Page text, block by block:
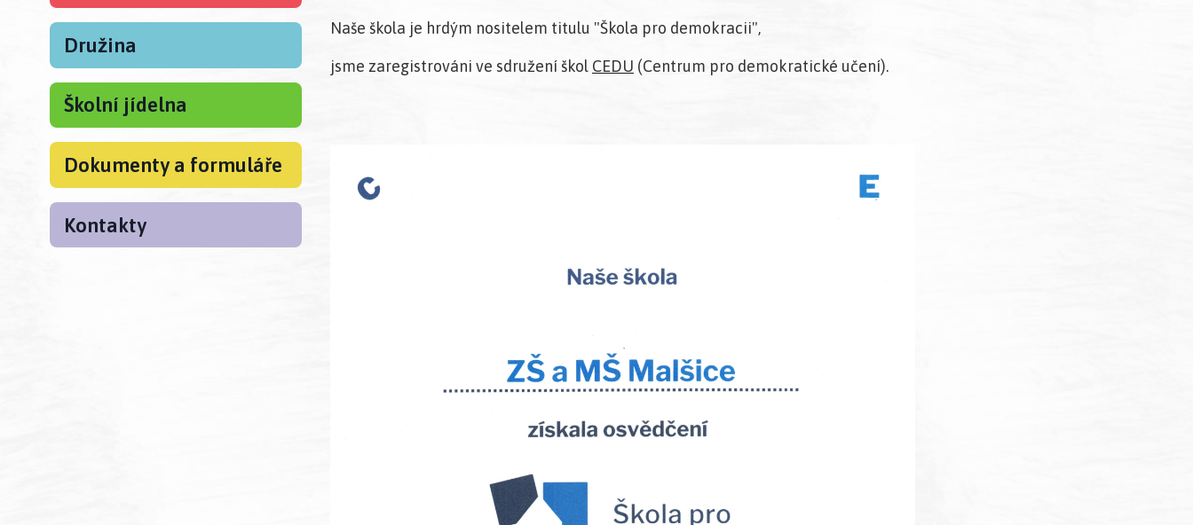
Družina
Školní jídelna
Dokumenty a formuláře
Kontakty
Naše škola je hrdým nositelem titulu "Škola pro demokracii",
jsme zaregistrováni ve sdružení škol CEDU (Centrum pro demokratické učení).